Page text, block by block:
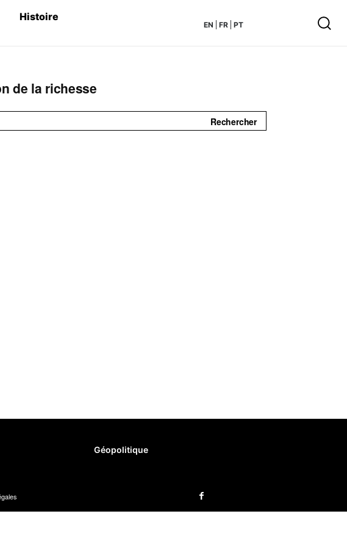
Histoire
de la richesse
Rechercher
Géopolitique
EN FR PT